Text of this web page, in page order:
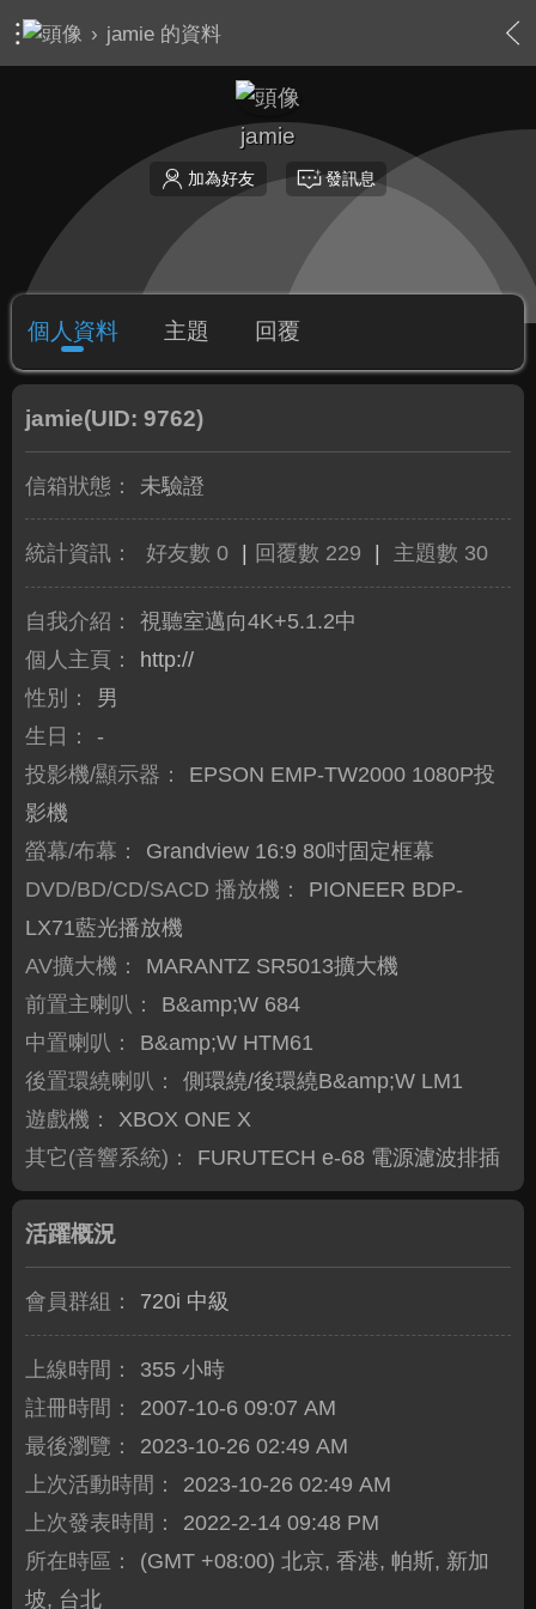
› jamie 的資料
jamie
加為好友 發訊息
個人資料 主題 回覆
jamie(UID: 9762)
信箱狀態： 未驗證
統計資訊： 好友數 0 回覆數 229 主題數 30
自我介紹：
視聽室邁向4K+5.1.2中
個人主頁：
http://
性別：
男
生日：
-
投影機/顯示器：
EPSON EMP-TW2000 1080P投
影機
螢幕/布幕：
Grandview 16:9 80吋固定框幕
DVD/BD/CD/SACD 播放機：
PIONEER BDP-
LX71藍光播放機
AV擴大機：
MARANTZ SR5013擴大機
前置主喇叭：
B&amp;W 684
中置喇叭：
B&amp;W HTM61
後置環繞喇叭：
側環繞/後環繞B&amp;W LM1
遊戲機：
XBOX ONE X
其它(音響系統)：
FURUTECH e-68 電源濾波排插
活躍概況
會員群組： 720i 中級
上線時間：
355 小時
註冊時間：
2007-10-6 09:07 AM
最後瀏覽：
2023-10-26 02:49 AM
上次活動時間：
2023-10-26 02:49 AM
上次發表時間：
2022-2-14 09:48 PM
所在時區：
(GMT +08:00) 北京, 香港, 帕斯, 新加
坡, 台北